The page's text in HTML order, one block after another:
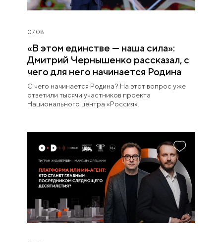
07.08
«В этом единстве — наша сила»:
Дмитрий Чернышенко рассказал, с
чего для него начинается Родина
С чего начинается Родина? На этот вопрос уже
ответили тысячи участников проекта
Национального центра «Россия».